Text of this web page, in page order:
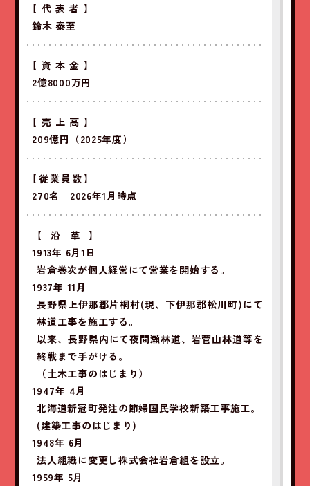
【代表者】
鈴木 泰至
【資本金】
2億8000万円
【売上高】
209億円（2025年度）
【従業員数】
270名 2026年1月時点
【沿革】
1913年 6月1日
岩倉巻次が個人経営にて営業を開始する。
1937年 11月
長野県上伊那郡片桐村(現、下伊那郡松川町)にて
林道工事を施工する。
以来、長野県内にて夜間瀬林道、岩菅山林道等を
終戦まで手がける。
（土木工事のはじまり）
1947年 4月
北海道新冠町発注の節婦国民学校新築工事施工。
(建築工事のはじまり)
1948年 6月
法人組織に変更し株式会社岩倉組を設立。
1959年 5月